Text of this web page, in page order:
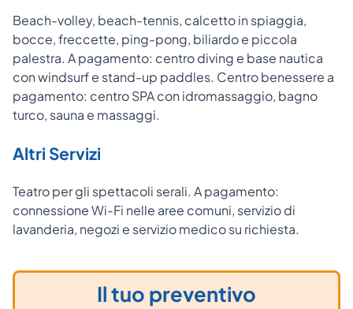
Beach-volley, beach-tennis, calcetto in spiaggia,
bocce, freccette, ping-pong, biliardo e piccola
palestra. A pagamento: centro diving e base nautica
con windsurf e stand-up paddles. Centro benessere a
pagamento: centro SPA con idromassaggio, bagno
turco, sauna e massaggi.
Altri Servizi
Teatro per gli spettacoli serali. A pagamento:
connessione Wi-Fi nelle aree comuni, servizio di
lavanderia, negozi e servizio medico su richiesta.
Il tuo preventivo